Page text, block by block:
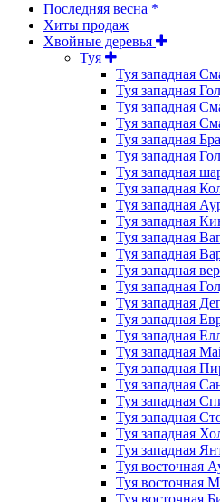
Последняя весна *
Хиты продаж
Хвойные деревья
Туя
Туя западная
Туя западная
Туя западная
Туя западная
Туя западная
Туя западная
Туя западная
Туя западная
Туя западная
Туя западная
Туя западная
Туя западная
Туя западная
Туя западная
Туя западная
Туя западная
Туя западная
Туя западная
Туя западная
Туя западная
Туя западная
Туя западная
Туя западная
Туя западная
Туя восточная
Туя восточная